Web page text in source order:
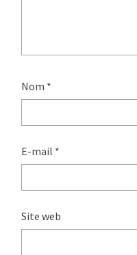
Nom *
E-mail *
Site web